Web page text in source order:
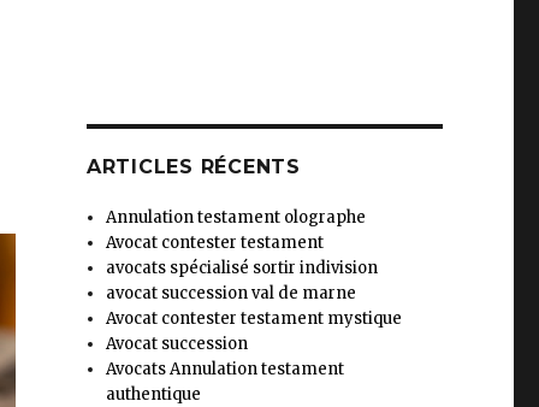
ARTICLES RÉCENTS
Annulation testament olographe
Avocat contester testament
avocats spécialisé sortir indivision
avocat succession val de marne
Avocat contester testament mystique
Avocat succession
Avocats Annulation testament
authentique